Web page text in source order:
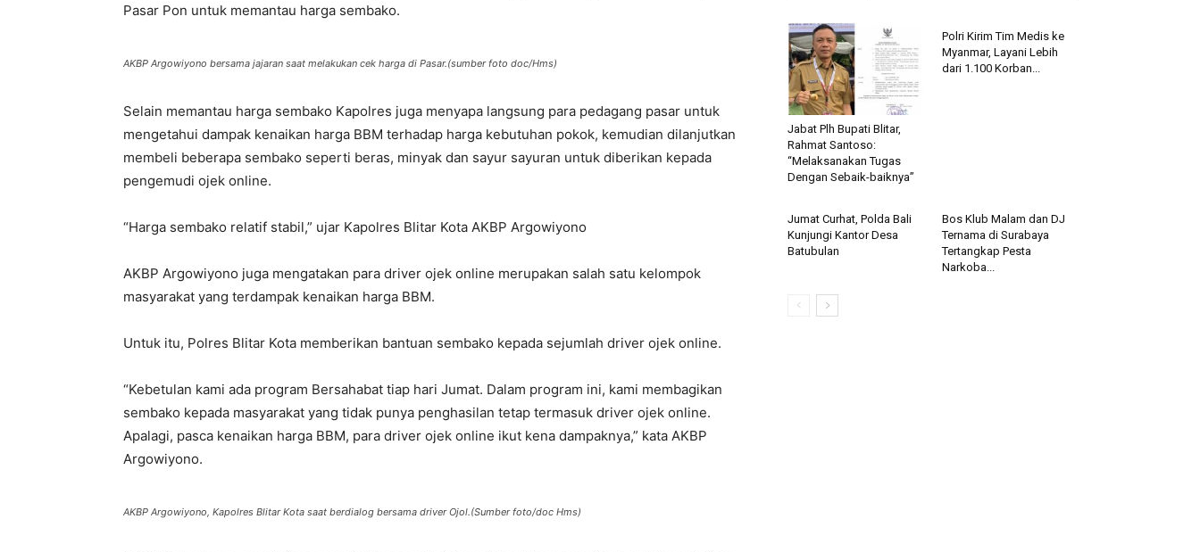
Pasar Pon untuk memantau harga sembako.
AKBP Argowiyono bersama jajaran saat melakukan cek harga di Pasar.(sumber foto doc/Hms)
Selain memantau harga sembako Kapolres juga menyapa langsung para pedagang pasar untuk
mengetahui dampak kenaikan harga BBM terhadap harga kebutuhan pokok, kemudian dilanjutkan
membeli beberapa sembako seperti beras, minyak dan sayur sayuran untuk diberikan kepada
pengemudi ojek online.
“Harga sembako relatif stabil,” ujar Kapolres Blitar Kota AKBP Argowiyono
AKBP Argowiyono juga mengatakan para driver ojek online merupakan salah satu kelompok
masyarakat yang terdampak kenaikan harga BBM.
Untuk itu, Polres Blitar Kota memberikan bantuan sembako kepada sejumlah driver ojek online.
“Kebetulan kami ada program Bersahabat tiap hari Jumat. Dalam program ini, kami membagikan
sembako kepada masyarakat yang tidak punya penghasilan tetap termasuk driver ojek online.
Apalagi, pasca kenaikan harga BBM, para driver ojek online ikut kena dampaknya,” kata AKBP
Argowiyono.
AKBP Argowiyono, Kapolres Blitar Kota saat berdialog bersama driver Ojol.(Sumber foto/doc Hms)
Jabat Plh Bupati Blitar,
Rahmat Santoso:
“Melaksanakan Tugas
Dengan Sebaik-baiknya”
Polri Kirim Tim Medis ke
Myanmar, Layani Lebih
dari 1.100 Korban...
Jumat Curhat, Polda Bali
Kunjungi Kantor Desa
Batubulan
Bos Klub Malam dan DJ
Ternama di Surabaya
Tertangkap Pesta
Narkoba...